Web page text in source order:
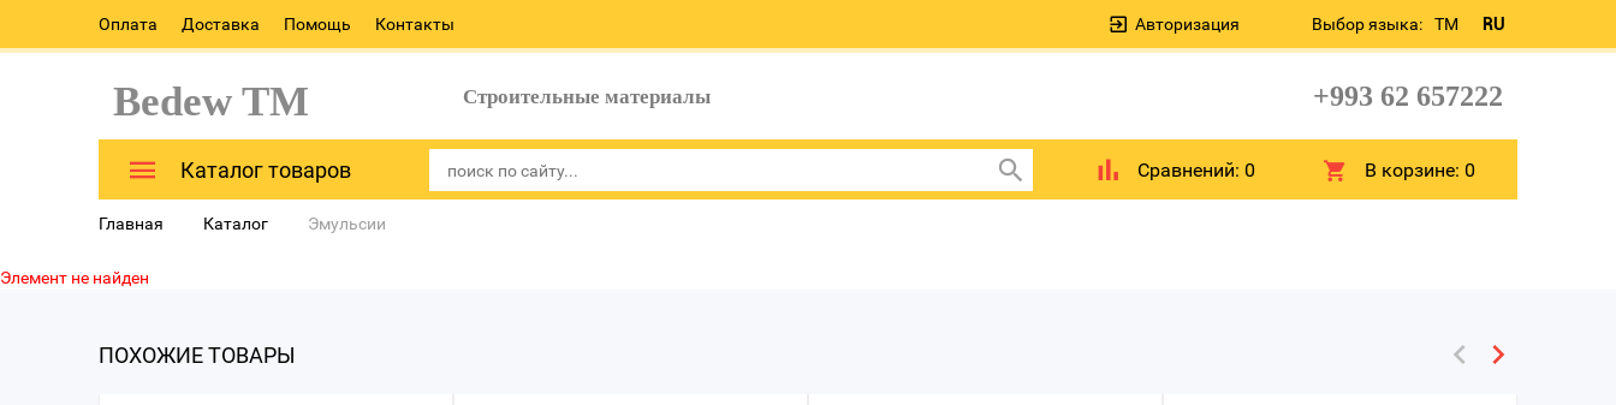
Оплата Доставка Помощь Контакты Выбор языка: TM RU
Авторизация
Bedew TM Строительные материалы +993 62 657222
Каталог товаров Сравнений: 0 В корзине:0
Главная Каталог Эмульсии
Элемент не найден
ПОХОЖИЕ ТОВАРЫ